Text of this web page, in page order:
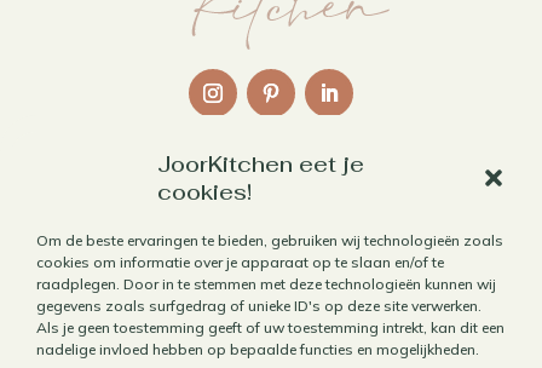
JoorKitchen eet je
cookies!
Om de beste ervaringen te bieden, gebruiken wij technologieën zoals
cookies om informatie over je apparaat op te slaan en/of te
raadplegen. Door in te stemmen met deze technologieën kunnen wij
gegevens zoals surfgedrag of unieke ID's op deze site verwerken.
Als je geen toestemming geeft of uw toestemming intrekt, kan dit een
nadelige invloed hebben op bepaalde functies en mogelijkheden.
Contact
Algemene voorwaarden
Privacybeleid